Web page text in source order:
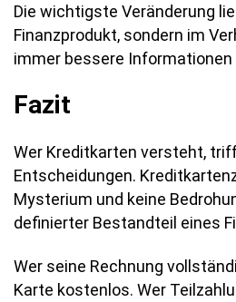
Die wichtigste Veränderung
Finanzprodukt, sondern im
immer bessere Informationen
Fazit
Wer Kreditkarten versteht,
Entscheidungen.
Mysterium und keine
definierter Bestandteil eines
Wer seine Rechnung
Karte kostenlos. Wer